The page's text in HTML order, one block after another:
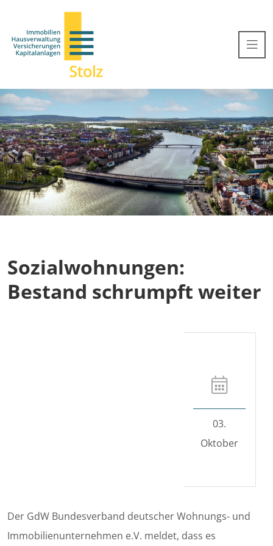
Sozialwohnungen:
Bestand schrumpft weiter
03.
Oktober
Der GdW Bundesverband deutscher Wohnungs- und
Immobilienunternehmen e.V. meldet, dass es